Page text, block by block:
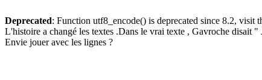
Deprecated: Function utf8_encode() is deprecated since 8.2, visit
L'histoire a changé les textes .Dans le vrai texte , Gavroche disait
Envie jouer avec les lignes ?